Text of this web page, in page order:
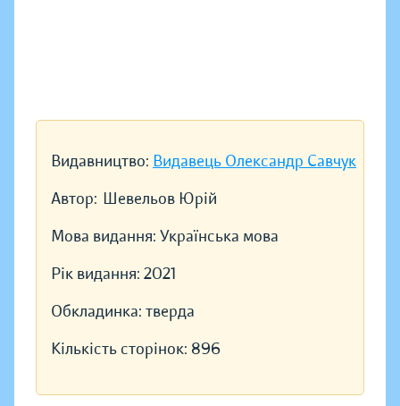
Видавництво: Видавець Олександр Савчук
Автор: Шевельов Юрій
Мова видання: Українська мова
Рік видання: 2021
Обкладинка: тверда
Кількість сторінок: 896